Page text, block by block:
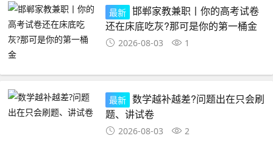
最新 邯郸家教兼职丨你的高考试卷
还在床底吃灰?那可是你的第一桶金
2026-08-03 1
最新 数学越补越差?问题出在只会刷
题、讲试卷
2026-08-03 2